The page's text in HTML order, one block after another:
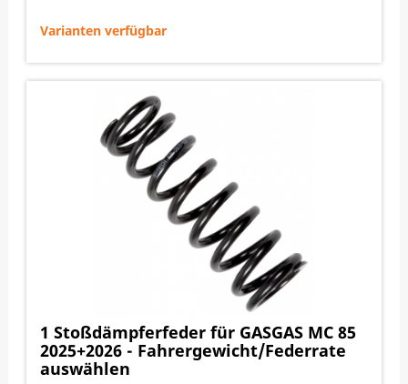
↓ nach unten scrollen zu den Angeboten
Varianten verfügbar
1 Stoßdämpferfeder für GASGAS MC 85
2025+2026 - Fahrergewicht/Federrate
auswählen